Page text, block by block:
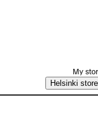
My
Helsinki store